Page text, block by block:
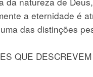
a eternidade é
das distinções
QUE